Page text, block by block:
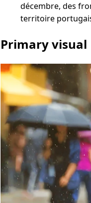
décembre, des
territoire
Primary visual